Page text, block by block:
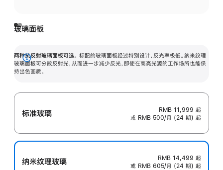
玻璃面板
两种抗反射玻璃面板可选。 标配的玻璃面板经过特别设计，反光率极低。纳米纹理
玻璃面板可分散反射光，从而进一步减少反光，即使在高亮光源的工作场所也能保
持出色画质。
展
开
标准玻璃 RMB 11,999 起
或 RMB 500/月 (24 期) 起
纳米纹理玻璃 RMB 14,499 起
或 RMB 605/月 (24 期) 起